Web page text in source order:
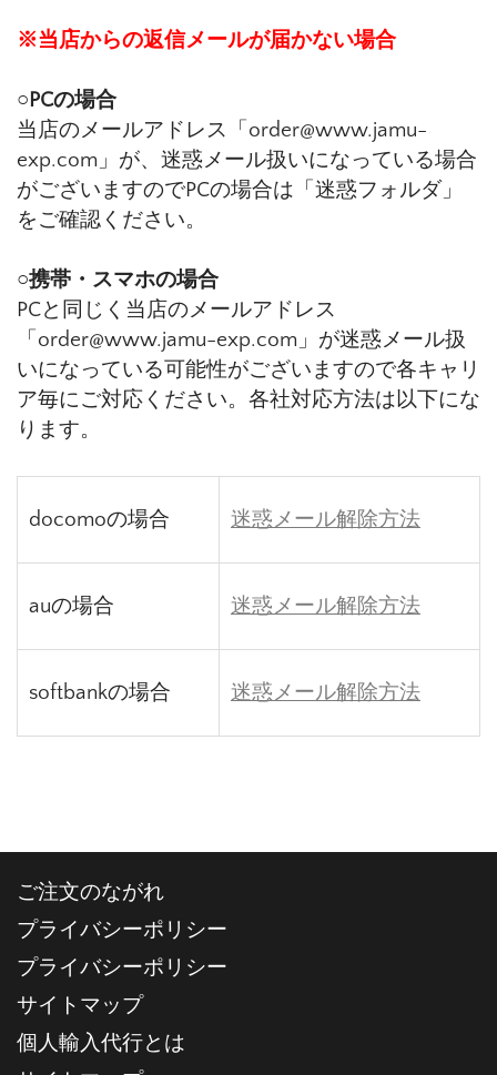
※当店からの返信メールが届かない場合
○PCの場合
当店のメールアドレス「order@www.jamu-
exp.com」が、迷惑メール扱いになっている場合
がございますのでPCの場合は「迷惑フォルダ」
をご確認ください。
○携帯・スマホの場合
PCと同じく当店のメールアドレス
「order@www.jamu-exp.com」が迷惑メール扱
いになっている可能性がございますので各キャリ
ア毎にご対応ください。各社対応方法は以下にな
ります。
docomoの場合 迷惑メール解除方法
auの場合 迷惑メール解除方法
softbankの場合 迷惑メール解除方法
ご注文のながれ
プライバシーポリシー
プライバシーポリシー
サイトマップ
個人輸入代行とは